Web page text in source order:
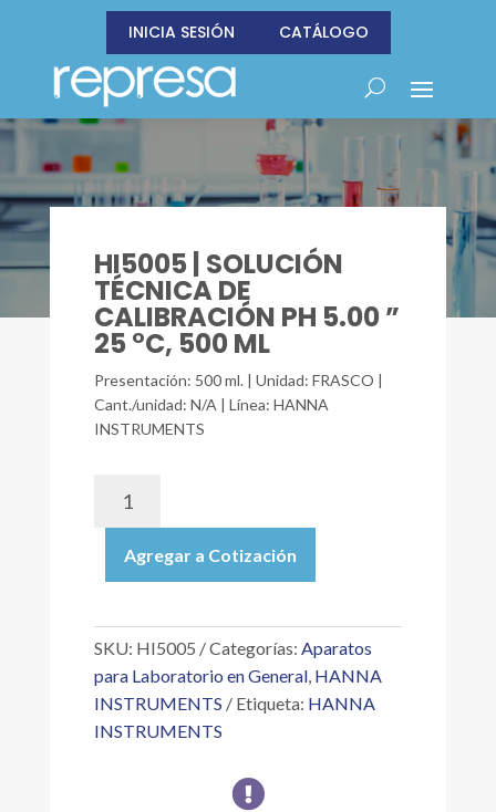
INICIA SESIÓN CATÁLOGO
HI5005 | SOLUCIÓN
TÉCNICA DE
CALIBRACIÓN PH 5.00 ”
25 °C, 500 ML
Presentación: 500 ml. | Unidad: FRASCO |
Cant./unidad: N/A | Línea: HANNA
INSTRUMENTS
TÉCNICA
DE
PH
"
25
°C,
Agregar a Cotización
SKU: HI5005 Categorías: Aparatos
para Laboratorio en General, HANNA
INSTRUMENTS
Etiqueta: HANNA
INSTRUMENTS
